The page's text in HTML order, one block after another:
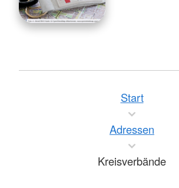
Start
Adressen
Kreisverbände